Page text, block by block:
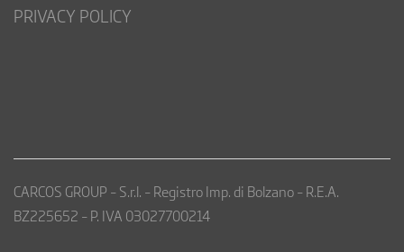
PRIVACY POLICY
CARCOS GROUP – S.r.l. – Registro Imp. di Bolzano – R.E.A.
BZ225652 – P. IVA 03027700214